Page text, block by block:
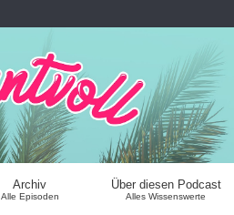
Archiv
Alle Episoden
Über diesen Podcast
Alles Wissenswerte